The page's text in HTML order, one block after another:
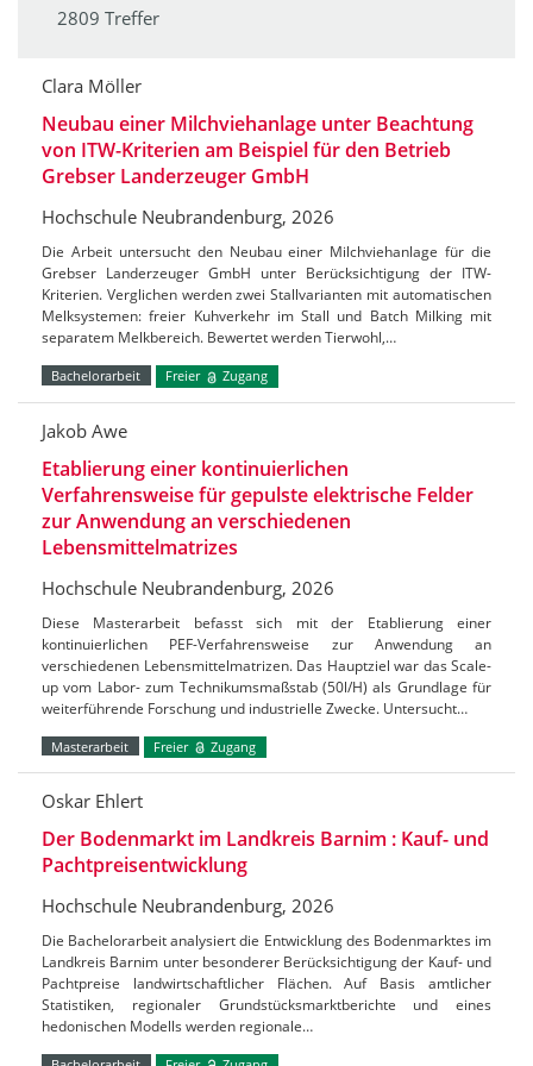
2809 Treffer
Clara Möller
Neubau einer Milchviehanlage unter Beachtung
von ITW-Kriterien am Beispiel für den Betrieb
Grebser Landerzeuger GmbH
Hochschule Neubrandenburg, 2026
Die Arbeit untersucht den Neubau einer Milchviehanlage für die
Grebser Landerzeuger GmbH unter Berücksichtigung der ITW-
Kriterien. Verglichen werden zwei Stallvarianten mit automatischen
Melksystemen: freier Kuhverkehr im Stall und Batch Milking mit
separatem Melkbereich. Bewertet werden Tierwohl,…
Bachelorarbeit Freier Zugang
Jakob Awe
Etablierung einer kontinuierlichen
Verfahrensweise für gepulste elektrische Felder
zur Anwendung an verschiedenen
Lebensmittelmatrizes
Hochschule Neubrandenburg, 2026
Diese Masterarbeit befasst sich mit der Etablierung einer
kontinuierlichen PEF-Verfahrensweise zur Anwendung an
verschiedenen Lebensmittelmatrizen. Das Hauptziel war das Scale-
up vom Labor- zum Technikumsmaßstab (50l/H) als Grundlage für
weiterführende Forschung und industrielle Zwecke. Untersucht…
Masterarbeit Freier Zugang
Oskar Ehlert
Der Bodenmarkt im Landkreis Barnim : Kauf- und
Pachtpreisentwicklung
Hochschule Neubrandenburg, 2026
Die Bachelorarbeit analysiert die Entwicklung des Bodenmarktes im
Landkreis Barnim unter besonderer Berücksichtigung der Kauf- und
Pachtpreise landwirtschaftlicher Flächen. Auf Basis amtlicher
Statistiken, regionaler Grundstücksmarktberichte und eines
hedonischen Modells werden regionale…